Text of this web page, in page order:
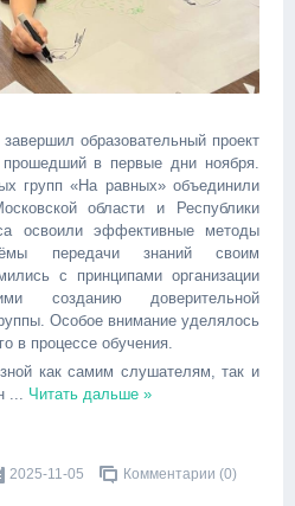
образовательный проект
в первые дни ноября.
групп «На равных» объединили
области и Республики
освоили эффективные методы
передачи знаний своим
с принципами организации
созданию доверительной
Особое внимание уделялось
в процессе обучения.
как самим слушателям, так и
Читать дальше »
2025-11-05 Комментарии (0)